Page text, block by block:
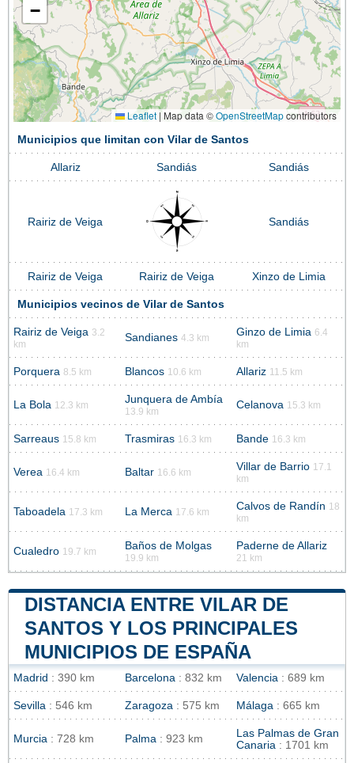
−
Leaflet | Map data ©OpenStreetMapcontributors
Municipios que limitan con Vilar de Santos
Allariz Sandiás Sandiás
Rairiz de Veiga Sandiás
Rairiz de Veiga Rairiz de Veiga Xinzo de Limia
Municipios vecinos de Vilar de Santos
Rairiz de Veiga 3.2
km
Sandianes 4.3 km Ginzo de Limia 6.4
km
Porquera 8.5 km Blancos 10.6 km Allariz 11.5 km
La Bola 12.3 km Junquera de Ambía
13.9 km
Celanova 15.3 km
Sarreaus 15.8 km Trasmiras 16.3 km Bande 16.3 km
Verea 16.4 km Baltar 16.6 km Villar de Barrio 17.1
km
Taboadela 17.3 km La Merca 17.6 km Calvos de Randín 18
km
Cualedro 19.7 km Baños de Molgas
19.9 km
Paderne de Allariz
21 km
DISTANCIA ENTRE VILAR DE
SANTOS Y LOS PRINCIPALES
MUNICIPIOS DE ESPAÑA
Madrid : 390 km Barcelona : 832 km Valencia : 689 km
Sevilla : 546 km Zaragoza : 575 km Málaga : 665 km
Murcia : 728 km Palma : 923 km
Las Palmas de Gran
Canaria : 1701 km